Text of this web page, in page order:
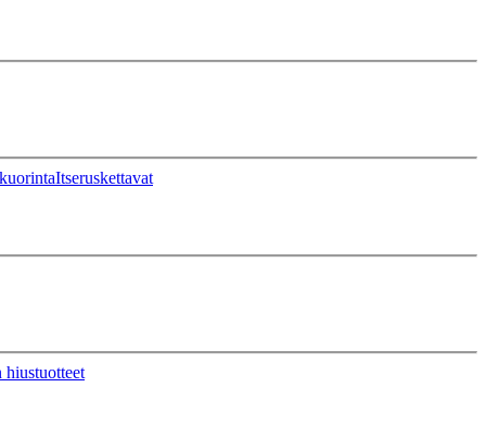
Itseruskettavat
hiustuotteet